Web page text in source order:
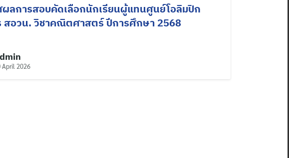
ผลการสอบคัดเลือกนักเรียนผู้แทนศูนย์โอลิมปิก
สอวน. วิชาคณิตศาสตร์ ปีการศึกษา 2568
April 2026